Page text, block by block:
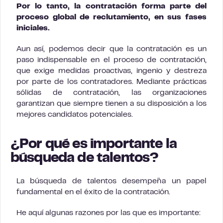
Por lo tanto, la contratación forma parte del
proceso global de reclutamiento, en sus fases
iniciales.
Aun así, podemos decir que la contratación es un
paso indispensable en el proceso de contratación,
que exige medidas proactivas, ingenio y destreza
por parte de los contratadores. Mediante prácticas
sólidas de contratación, las organizaciones
garantizan que siempre tienen a su disposición a los
mejores candidatos potenciales.
¿Por qué es importante la
búsqueda de talentos?
La búsqueda de talentos desempeña un papel
fundamental en el éxito de la contratación.
He aquí algunas razones por las que es importante: